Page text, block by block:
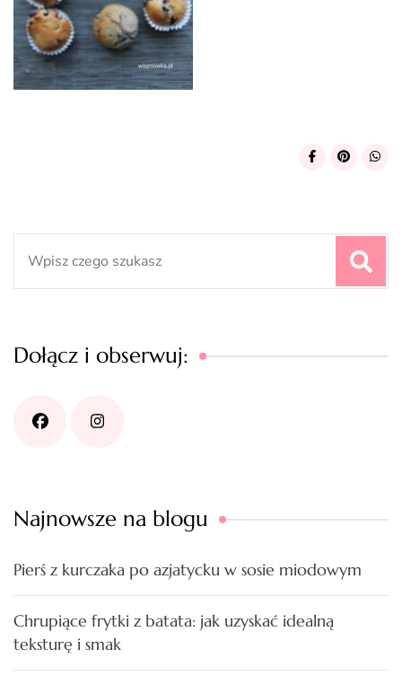
Dołącz i obserwuj:
Najnowsze na blogu
Pierś z kurczaka po azjatycku w sosie miodowym
Chrupiące frytki z batata: jak uzyskać idealną
teksturę i smak